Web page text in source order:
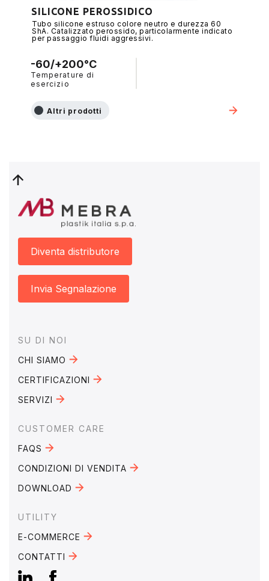
SILICONE PEROSSIDICO
Tubo silicone estruso colore neutro e durezza 60
ShA. Catalizzato perossido, particolarmente indicato
per passaggio fluidi aggressivi.
-60/+200°C
Temperature di
esercizio
Altri prodotti
Diventa distributore
Invia Segnalazione
Footer
SU DI NOI
CHI SIAMO
CERTIFICAZIONI
SERVIZI
CUSTOMER CARE
FAQS
CONDIZIONI DI VENDITA
DOWNLOAD
UTILITY
E-COMMERCE
CONTATTI